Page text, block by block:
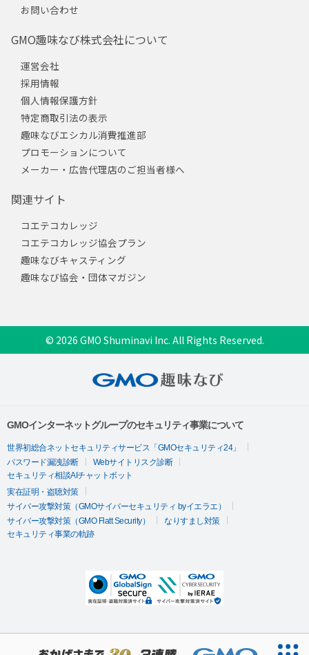
お問い合わせ
GMO趣味なび株式会社について
運営会社
採用情報
個人情報保護方針
特定商取引法の表示
趣味なびエシカル消費推進部
プロモーションについて
メーカー・広告代理店のご担当者様へ
関連サイト
コエテコカレッジ
コエテコカレッジ協会プラン
趣味なびキャスティング
趣味なび協会・団体マガジン
© 2026 GMO Shuminavi Inc. All Rights Reserved.